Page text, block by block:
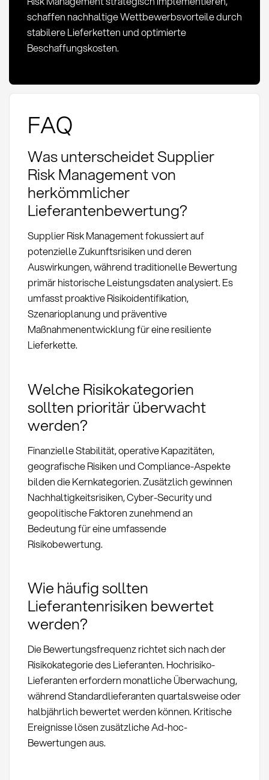
schaffen nachhaltige Wettbewerbsvorteile durch
stabilere Lieferketten und optimierte
Beschaffungskosten.
FAQ
Was unterscheidet Supplier
Risk Management von
herkömmlicher
Lieferantenbewertung?
Supplier Risk Management fokussiert auf
potenzielle Zukunftsrisiken und deren
Auswirkungen, während traditionelle Bewertung
primär historische Leistungsdaten analysiert. Es
umfasst proaktive Risikoidentifikation,
Szenarioplanung und präventive
Maßnahmenentwicklung für eine resiliente
Lieferkette.
Welche Risikokategorien
sollten prioritär überwacht
werden?
Finanzielle Stabilität, operative Kapazitäten,
geografische Risiken und Compliance-Aspekte
bilden die Kernkategorien. Zusätzlich gewinnen
Nachhaltigkeitsrisiken, Cyber-Security und
geopolitische Faktoren zunehmend an
Bedeutung für eine umfassende
Risikobewertung.
Wie häufig sollten
Lieferantenrisiken bewertet
werden?
Die Bewertungsfrequenz richtet sich nach der
Risikokategorie des Lieferanten. Hochrisiko-
Lieferanten erfordern monatliche Überwachung,
während Standardlieferanten quartalsweise oder
halbjährlich bewertet werden können. Kritische
Ereignisse lösen zusätzliche Ad-hoc-
Bewertungen aus.